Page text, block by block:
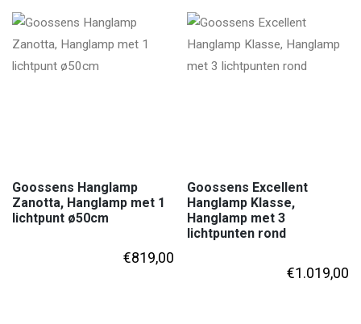
Goossens Hanglamp
Zanotta, Hanglamp met 1
lichtpunt ø50cm
€819,00
Goossens Excellent
Hanglamp Klasse,
Hanglamp met 3
lichtpunten rond
€1.019,00